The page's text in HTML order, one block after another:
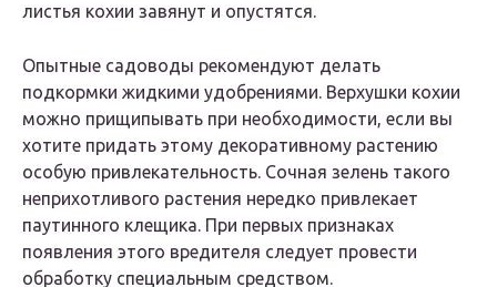
листья кохии завянут и опустятся.
Опытные садоводы рекомендуют делать
подкормки жидкими удобрениями. Верхушки кохии
можно прищипывать при необходимости, если вы
хотите придать этому декоративному растению
особую привлекательность. Сочная зелень такого
неприхотливого растения нередко привлекает
паутинного клещика. При первых признаках
появления этого вредителя следует провести
обработку специальным средством.